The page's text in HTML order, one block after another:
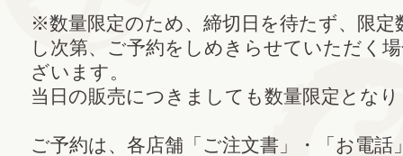
※数量限定のため、締切日を待たず、限定
し次第、ご予約をしめきらせていただく
ざいます。
当日の販売につきましても数量限定とな
ご予約は、各店舗「ご注文書」・「お電話